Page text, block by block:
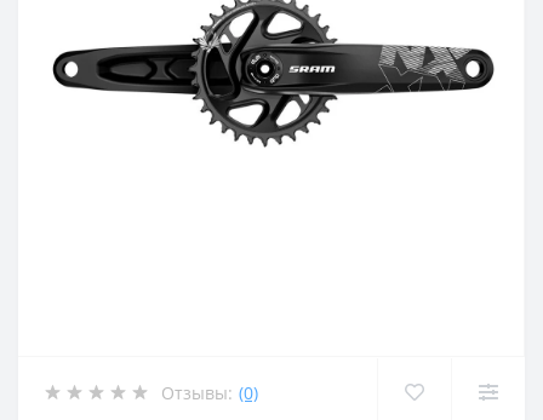
Отзывы: (0)